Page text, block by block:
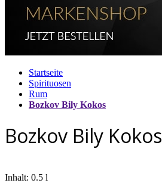
Startseite
Spirituosen
Rum
Bozkov Bily Kokos
Bozkov Bily Kokos
Inhalt: 0.5 l